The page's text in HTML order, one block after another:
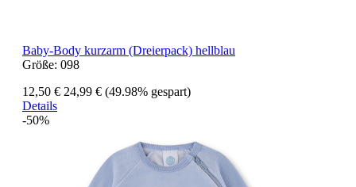
Baby-Body kurzarm (Dreierpack) hellblau
Größe: 098
12,50 € 24,99 € (49.98% gespart)
Details
-50%